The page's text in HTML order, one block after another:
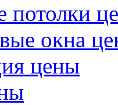
потолки
окна
цены